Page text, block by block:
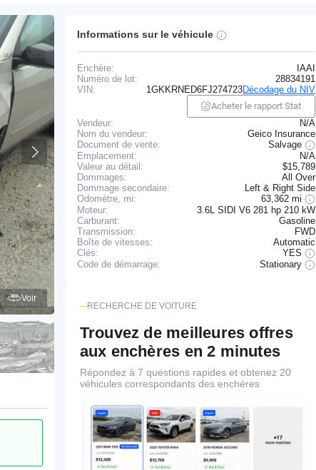
Voir
Informations sur le véhicule
Enchère:
IAAI
Numéro de lot:
28834191
VIN:
1GKKRNED6FJ274723Décodage du NIV
Acheter le rapport Stat
Vendeur:
N/A
Nom du vendeur:
Geico Insurance
Document de vente:
Salvage
Emplacement:
N/A
Valeur au détail:
$15,789
Dommages:
All Over
Dommage secondaire:
Left & Right Side
Odomètre, mi:
63,362 mi
Moteur:
3.6L SIDI V6 281 hp 210 kW
Carburant:
Gasoline
Transmission:
FWD
Boîte de vitesses:
Automatic
Clés:
YES
Code de démarrage:
Stationary
RECHERCHE DE VOITURE
Trouvez de meilleures offres
aux enchères en 2 minutes
Répondez à 7 questions rapides et obtenez 20
véhicules correspondants des enchères